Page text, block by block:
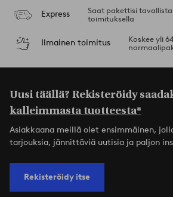
Express
Saat pakettisi
toimituksella
Ilmainen toimitus
Koskee yli
Uusi täällä? Rekisteröidy
kalleimmasta tuotteesta*
Asiakkaana meillä olet ensimmäinen,
tarjouksia, jännittäviä uutisia ja paljon
Rekisteröidy itse